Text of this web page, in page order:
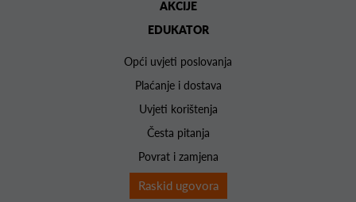
AKCIJE
EDUKATOR
Opći uvjeti poslovanja
Plaćanje i dostava
Uvjeti korištenja
Česta pitanja
Povrat i zamjena
Raskid ugovora